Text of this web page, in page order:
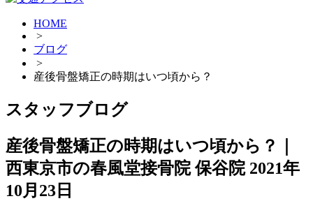
HOME
>
ブログ
>
産後骨盤矯正の時期はいつ頃から？
スタッフブログ
産後骨盤矯正の時期はいつ頃から？｜
西東京市の春風堂接骨院 保谷院 2021年
10月23日